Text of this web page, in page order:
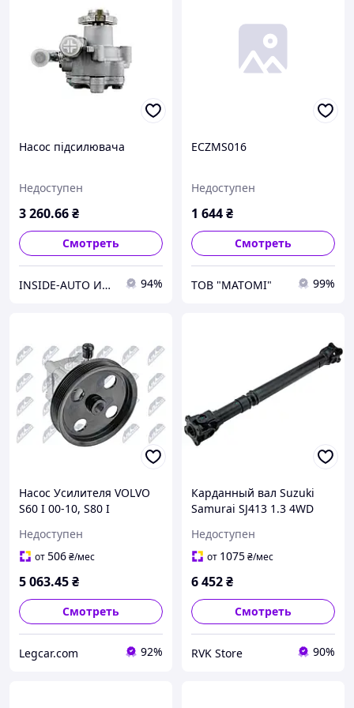
Насос підсилювача
Недоступен
3 260.66₴
Смотреть
INSIDE-AUTO Интернет-магазин и склад автозапчастей 94%
ECZMS016
Недоступен
1 644₴
Смотреть
ТОВ "МАТОМІ" 99%
Насос Усилителя VOLVO
S60 I 00-10, S80 I
V70 I 2.3,2.4T 98-00, V70II
99-07, XC70
Недоступен
от506₴/мес
5 063.45₴
Смотреть
Legcar.com 92%
Карданный вал Suzuki
Samurai SJ413 1.3 4WD
Недоступен
от 1075₴/мес
6 452₴
Смотреть
RVK Store 90%